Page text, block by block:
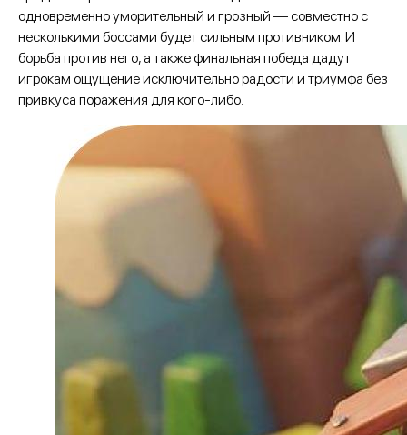
одновременно уморительный и грозный — совместно с
несколькими боссами будет сильным противником. И
борьба против него, а также финальная победа дадут
игрокам ощущение исключительно радости и триумфа без
привкуса поражения для кого-либо.